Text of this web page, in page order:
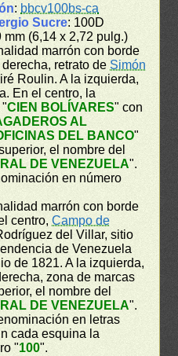
: bbcv100bs-ca
Sucre: 100D
mm (6,14 x 2,72 pulg.)
marrón con borde
derecha, retrato deSimón
Roulin. A la izquierda,
En el centro, la
"CIEN BOLÍVARES" con
AL
DEL BANCO"
el nombre del
DE VENEZUELA".
en número
marrón con borde
centro,Campo de
del Villar, sitio
de Venezuela
de 1821. A la izquierda,
zona de marcas
el nombre del
DE VENEZUELA".
en letras
cada esquina la
"100".